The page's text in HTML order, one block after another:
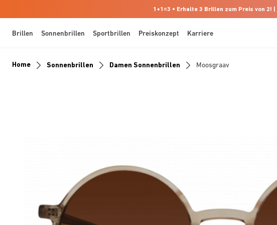
1+1=3 • Erhalte 3 Brillen zum Preis von 2! |
Brillen Sonnenbrillen Sportbrillen Preiskonzept Karriere
Home Sonnenbrillen Damen Sonnenbrillen Moosgraav